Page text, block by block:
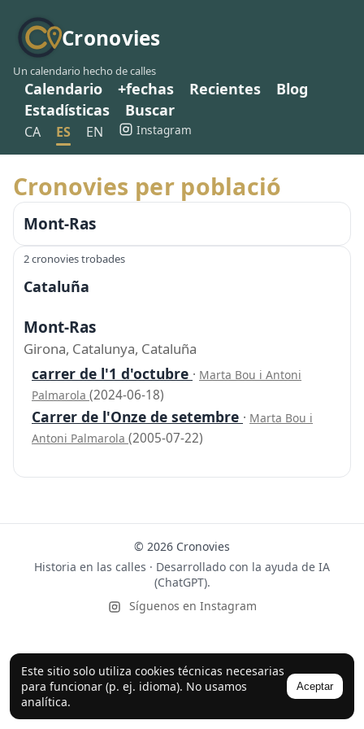
Cronovies
Un calendario hecho de calles
Calendario +fechas Recientes
Blog
Estadísticas
Buscar
CA ES EN Instagram
Este sitio solo utiliza cookies técnicas necesarias
para funcionar (p. ej. idioma). No usamos
analítica.
Aceptar
Cronovies per població
Mont-Ras
2 cronovies trobades
Cataluña
Mont-Ras
Girona, Catalunya, Cataluña
carrer de l'1 d'octubre · Marta Bou i Antoni
Palmarola (2024-06-18)
Carrer de l'Onze de setembre · Marta Bou i
Antoni Palmarola (2005-07-22)
© 2026 Cronovies
Historia en las calles · Desarrollado con la ayuda de IA
(ChatGPT).
Síguenos en Instagram